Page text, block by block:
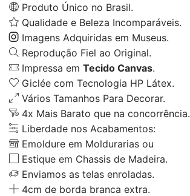
Produto Único no Brasil.
Qualidade e Beleza Incomparáveis.
Imagens Adquiridas em Museus.
Reprodução Fiel ao Original.
Impressa em Tecido Canvas.
Giclée com Tecnologia HP Látex.
Vários Tamanhos Para Decorar.
4x Mais Barato que na concorrência.
Liberdade nos Acabamentos:
Emoldure em Moldurarias ou
Estique em Chassis de Madeira.
Enviamos as telas enroladas.
4cm de borda branca extra.